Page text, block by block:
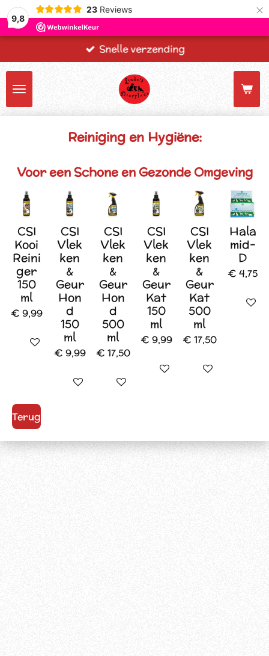
9,8
23 Reviews ×
Snelle verzending
Reiniging en Hygiëne:
Voor een Schone en Gezonde Omgeving
CSI
Kooi
Reini
ger
150
ml
€ 9,99
In winkelwagen
CSI
Vlek
ken
&
Geur
Hon
d
150
ml
€ 9,99
In winkelwagen
CSI
Vlek
ken
&
Geur
Hon
d
500
ml
€ 17,50
In winkelwagen
CSI
Vlek
ken
&
Geur
Kat
150
ml
€ 9,99
In winkelwagen
CSI
Vlek
ken
&
Geur
Kat
500
ml
€ 17,50
In winkelwagen
Hala
mid-
D
€ 4,75
In
Terug